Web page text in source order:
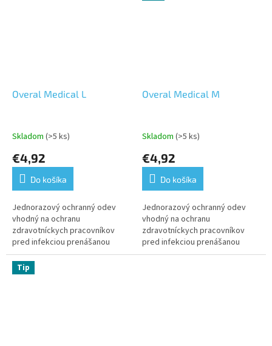
Overal Medical L
Skladom (>5 ks)
€4,92
Do košíka
Jednorazový ochranný odev
vhodný na ochranu
zdravotníckych pracovníkov
pred infekciou prenášanou
krvou, telesnými tekutinami a
inými infekčnými pôvodcami
alebo aj na ochranu...
Overal Medical M
Skladom (>5 ks)
€4,92
Do košíka
Jednorazový ochranný odev
vhodný na ochranu
zdravotníckych pracovníkov
pred infekciou prenášanou
krvou, telesnými tekutinami a
Tip